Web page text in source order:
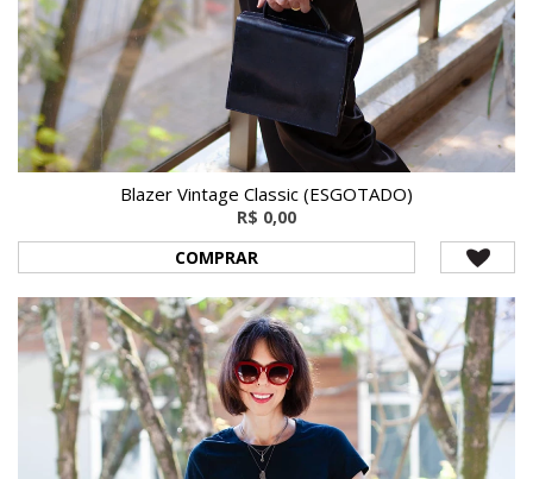
Blazer Vintage Classic (ESGOTADO)
R$ 0,00
COMPRAR